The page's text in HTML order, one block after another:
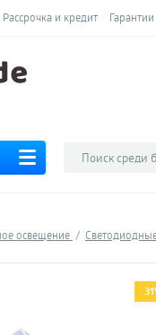
Рассрочка и кредит Гарантии
освещение